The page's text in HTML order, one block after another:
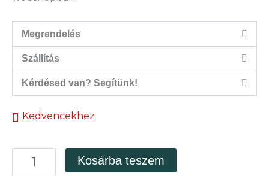
Megrendelés
Szállítás
Kérdésed van? Segítünk!
Kedvencekhez
zúzalék
Kosárba teszem